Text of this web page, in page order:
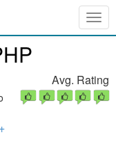
Avg. Rating